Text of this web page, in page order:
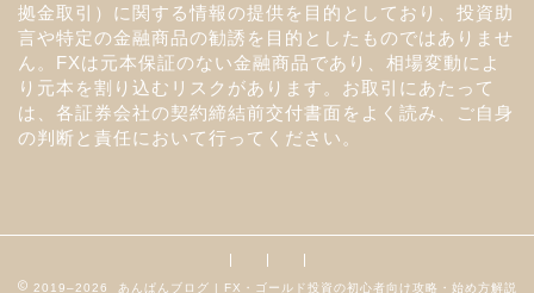
拠金取引）に関する情報の提供を目的としており、投資助
言や特定の金融商品の勧誘を目的としたものではありませ
ん。FXは元本保証のない金融商品であり、相場変動によ
り元本を割り込むリスクがあります。お取引にあたって
は、各証券会社の契約締結前交付書面をよく読み、ご自身
の判断と責任において行ってください。
2019–2026 あんぱんブログ | FX・ゴールド投資の初心者向け攻略・始め方解説